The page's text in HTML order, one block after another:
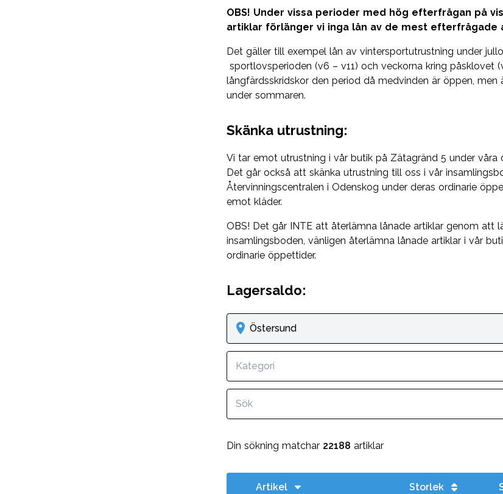
OBS! Under vissa perioder med hög efterfrågan på
artiklar förlänger vi inga lån av de mest efterfrågade
Det gäller till exempel lån av vintersportutrustning under
sportlovsperioden (v6 – v11) och veckorna kring påsklovet
långfärdsskridskor den period då medvinden är öppen, men
under sommaren.
Skänka utrustning:
Vi tar emot utrustning i vår butik på Zätagränd 5 under våra
Det går också att skänka utrustning till oss i vår
Återvinningscentralen i Odenskog under deras ordinarie
emot kläder.
OBS! Det går INTE att återlämna lånade artiklar genom att
insamlingsboden, vänligen återlämna lånade artiklar i vår
ordinarie öppettider.
Lagersaldo:
Östersund
Kategori
Din sökning matchar 22188 artiklar
Artikel Storlek